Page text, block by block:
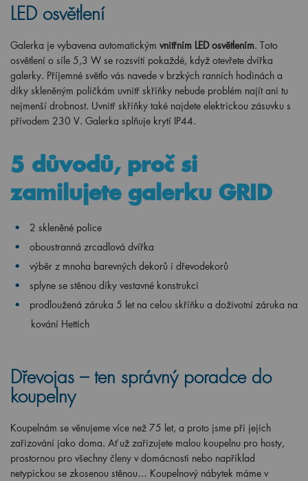
LED osvětlení
Galerka je vybavena automatickým vnitřním LED osvětlením. Toto
osvětlení o síle 5,3 W se rozsvítí pokaždé, když otevřete dvířka
galerky. Příjemné světlo vás navede v brzkých ranních hodinách a
díky skleněným poličkám uvnitř skříňky nebude problém najít ani tu
nejmenší drobnost. Uvnitř skříňky také najdete elektrickou zásuvku s
přívodem 230 V. Galerka splňuje krytí IP44.
5 důvodů, proč si
zamilujete galerku GRID
2 skleněné police
oboustranná zrcadlová dvířka
výběr z mnoha barevných dekorů i dřevodekorů
splyne se stěnou díky vestavné konstrukci
prodloužená záruka 5 let na celou skříňku a doživotní záruka na
kování Hettich
Dřevojas – ten správný poradce do
koupelny
Koupelnám se věnujeme více než 75 let, a proto jsme při jejich
zařizování jako doma. Ať už zařizujete malou koupelnu pro hosty,
prostornou pro všechny členy v domácnosti nebo například
netypickou se zkosenou stěnou… Koupelnový nábytek máme v